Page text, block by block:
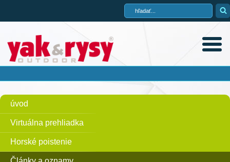
úvod
Virtuálna prehliadka
Horské poistenie